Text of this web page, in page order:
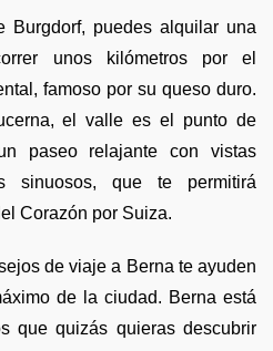
Burgdorf, puedes alquilar una
unos kilómetros por el
famoso por su queso duro.
el valle es el punto de
paseo relajante con vistas
sinuosos, que te permitirá
Corazón por Suiza.
de viaje a Berna te ayuden
de la ciudad. Berna está
que quizás quieras descubrir